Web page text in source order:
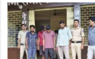
एक्शन लेटर